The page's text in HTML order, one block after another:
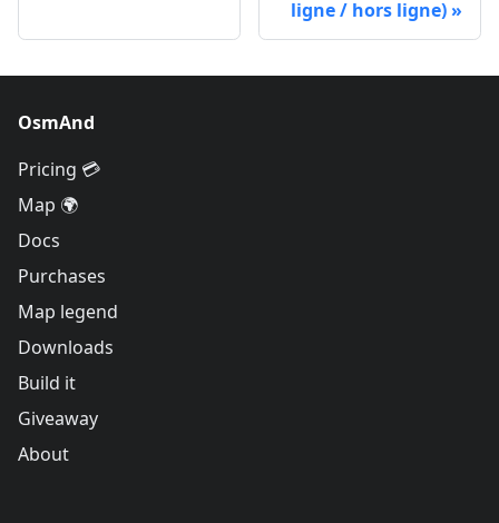
ligne / hors ligne)
OsmAnd
Pricing 💳
Map 🌍
Docs
Purchases
Map legend
Downloads
Build it
Giveaway
About